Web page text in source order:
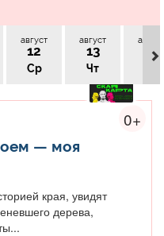
август
12
Ср
август
13
Чт
август
14
0+
— моя
края, увидят
дерева,